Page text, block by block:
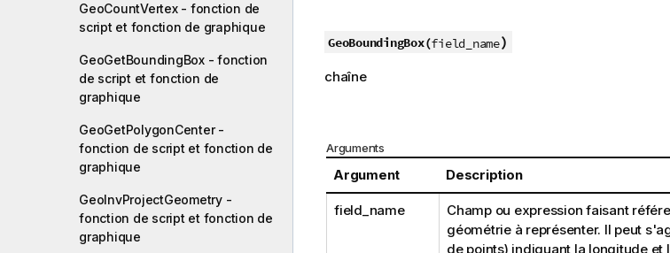
GeoCountVertex - fonction de
script et fonction de graphique
GeoGetBoundingBox - fonction
de script et fonction de
graphique
GeoGetPolygonCenter -
fonction de script et fonction de
graphique
GeoInvProjectGeometry -
fonction de script et fonction de
graphique
GeoBoundingBox(field_name)
chaîne
Arguments
Argument Description
field_name
Champ ou expression faisant
géométrie à représenter. Il peut
de points) indiquant la longitude et